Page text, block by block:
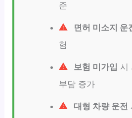
준
면허 미소지 운
험
보험 미가입 시
부담 증가
대형 차량 운전